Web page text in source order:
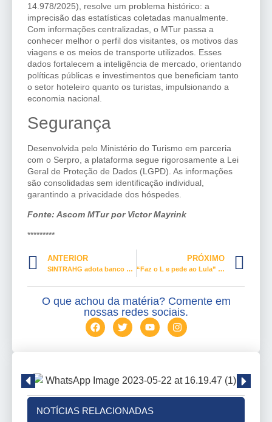
14.978/2025), resolve um problema histórico: a
imprecisão das estatísticas coletadas manualmente.
Com informações centralizadas, o MTur passa a
conhecer melhor o perfil dos visitantes, os motivos das
viagens e os meios de transporte utilizados. Esses
dados fortalecem a inteligência de mercado, orientando
políticas públicas e investimentos que beneficiam tanto
o setor hoteleiro quanto os turistas, impulsionando a
economia nacional.
Segurança
Desenvolvida pelo Ministério do Turismo em parceria
com o Serpro, a plataforma segue rigorosamente a Lei
Geral de Proteção de Dados (LGPD). As informações
são consolidadas sem identificação individual,
garantindo a privacidade dos hóspedes.
Fonte: Ascom MTur porVictor Mayrink
*********
ANTERIOR
SINTRAHG adota banco vermelho na luta contra o feminicídio
PRÓXIMO
“Faz o L e pede ao Lula” não é liberdade de expressão, é crime
O que achou da matéria? Comente em
nossas redes sociais.
NOTÍCIAS RELACIONADAS